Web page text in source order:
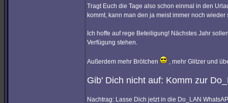
Tragt Euch die Tage also schon einmal in den
kommt, kann man den ja meist immer noch wieder
Ich hoffe auf rege Beteiligung! Nächstes Jahr
Verfügung stehen.
Außerdem mehr Brötchen , mehr Glitzer und
Gib' Dich nicht auf: Komm zur
Nachtrag: Lasse Dich jetzt in die Do_LAN